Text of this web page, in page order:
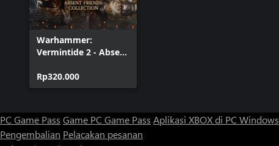
Warhammer:
Vermintide 2 - Absent
Rp320.000
PC Game Pass Game PC Game Pass Aplikasi XBOX di PC Windows
Pengembalian Pelacakan pesanan